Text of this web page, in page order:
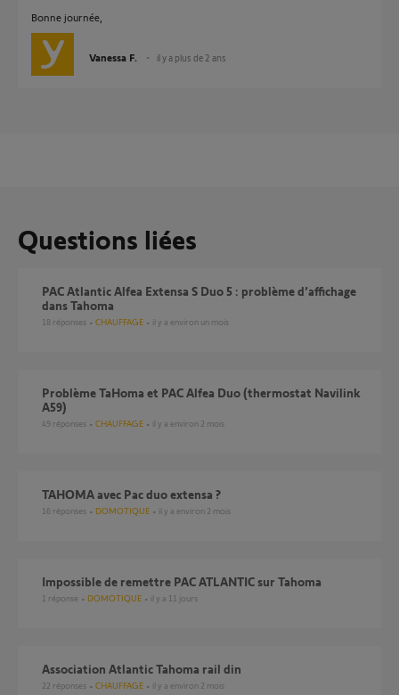
Bonne journée,
Vanessa F. il y a plus de 2 ans
Questions liées
PAC Atlantic Alfea Extensa S Duo 5 : problème d’affichage
dans Tahoma
18 réponses CHAUFFAGE il y a environ un mois
Problème TaHoma et PAC Alfea Duo (thermostat Navilink
A59)
49 réponses CHAUFFAGE il y a environ 2 mois
TAHOMA avec Pac duo extensa ?
16 réponses DOMOTIQUE il y a environ 2 mois
Impossible de remettre PAC ATLANTIC sur Tahoma
1 réponse DOMOTIQUE il y a 11 jours
Association Atlantic Tahoma rail din
22 réponses CHAUFFAGE il y a environ 2 mois